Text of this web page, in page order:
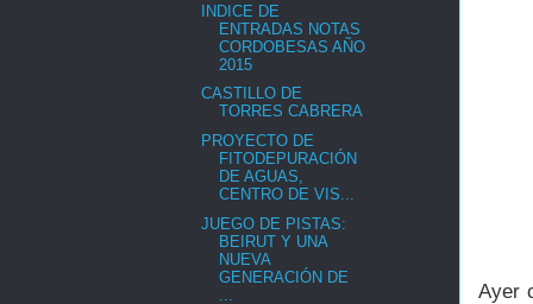
Ayer
INDICE DE
ENTRADAS NOTAS
CORDOBESAS AÑO
2015
CASTILLO DE
TORRES CABRERA
PROYECTO DE
FITODEPURACIÓN
DE AGUAS,
CENTRO DE VIS...
JUEGO DE PISTAS:
BEIRUT Y UNA
NUEVA
GENERACIÓN DE